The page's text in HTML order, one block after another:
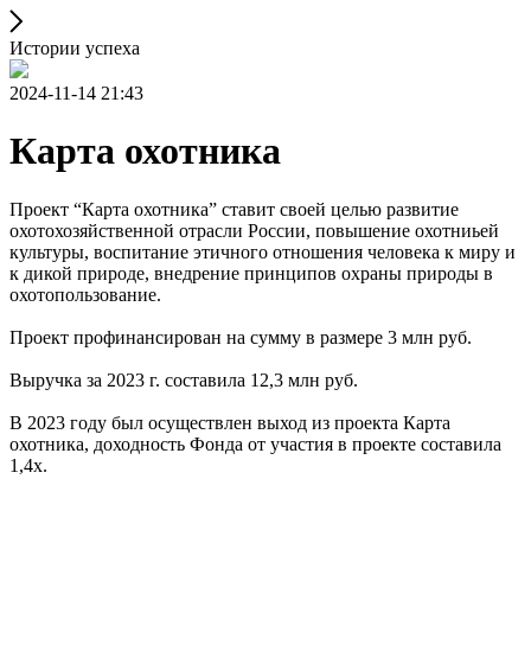
Истории успеха
2024-11-14 21:43
Карта охотника
Проект “Карта охотника” ставит своей целью развитие
охотохозяйственной отрасли России, повышение охотниьей
культуры, воспитание этичного отношения человека к миру и
к дикой природе, внедрение принципов охраны природы в
охотопользование.
Проект профинансирован на сумму в размере 3 млн руб.
Выручка за 2023 г. составила 12,3 млн руб.
В 2023 году был осуществлен выход из проекта Карта
охотника, доходность Фонда от участия в проекте составила
1,4х.